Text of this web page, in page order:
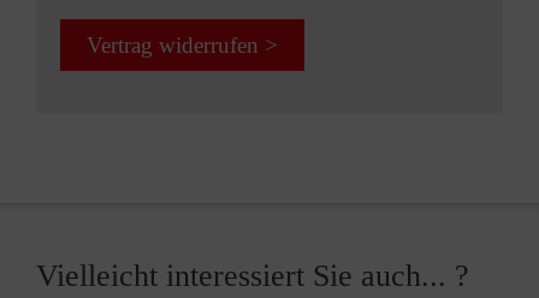
Vertrag widerrufen >
Vielleicht interessiert Sie auch... ?